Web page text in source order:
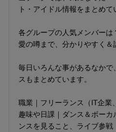
ト・アイドル情報をまとめて
各グループの人気メンバー
愛の噂まで、分かりやすく＆
毎日いろんな事があるなか
スもまとめています。
職業｜フリーランス（IT企業
趣味や日課｜ダンス＆ボー
ンスを見ること、ライブ参戦